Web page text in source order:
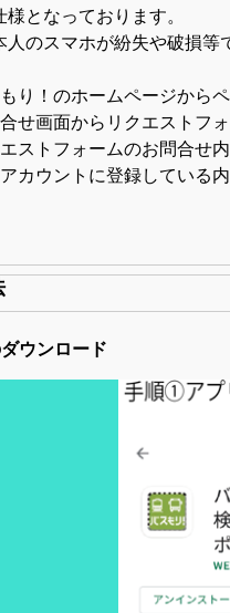
となっております。
スマホが紛失や破損等
！のホームページからペ
画面からリクエストフォ
トフォームのお問合せ内
ウントに登録している内
ウンロード